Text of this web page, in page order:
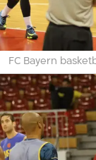
FC Bayern